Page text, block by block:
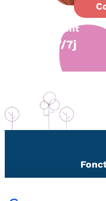
Support
client
7/7j